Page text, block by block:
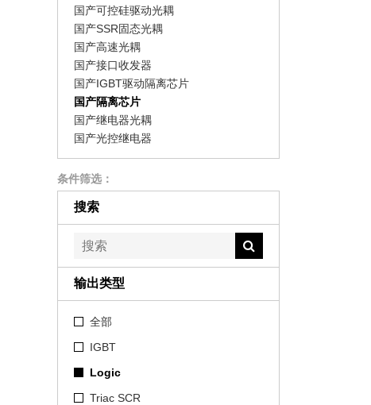
国产可控硅驱动光耦
国产SSR固态光耦
国产高速光耦
国产接口收发器
国产IGBT驱动隔离芯片
国产隔离芯片
国产继电器光耦
国产光控继电器
条件筛选：
搜索
输出类型
全部
IGBT
Logic
Triac SCR